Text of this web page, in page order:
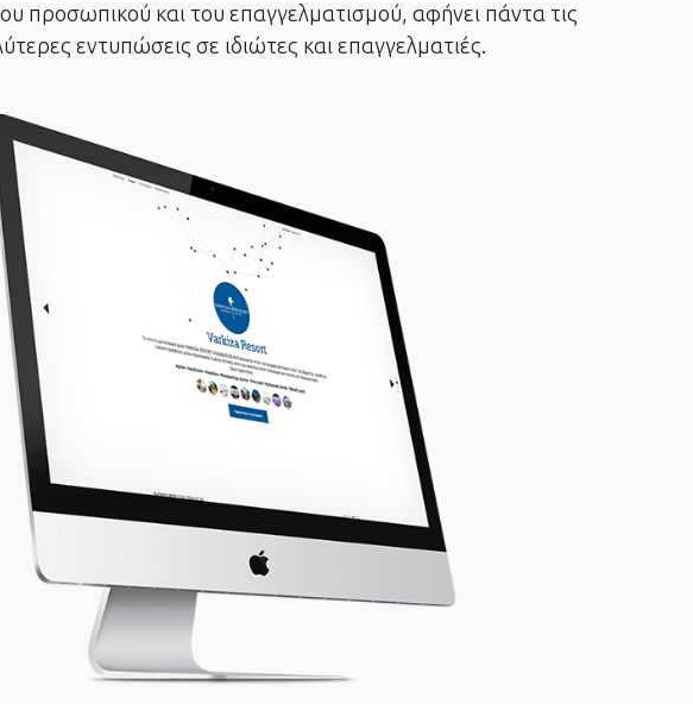
προσωπικού και του επαγγελματισμού, αφήνει πάντα τις
εντυπώσεις σε ιδιώτες και επαγγελματιές.